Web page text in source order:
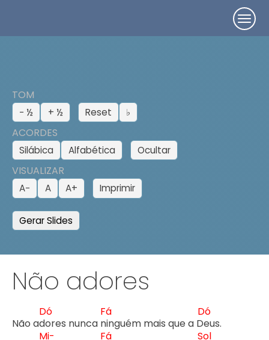
TOM
− ½ + ½ Reset ♭
ACORDES
Silábica Alfabética Ocultar
VISUALIZAR
A− A A+ Imprimir
Gerar Slides
Não adores
Não ad
Dó
ores nunca n
Fá
inguém mais que a D
Dó
eus.
Mi-
Fá
Sol